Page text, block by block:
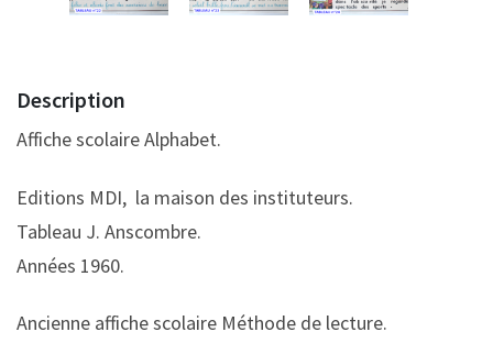
Description
Affiche scolaire Alphabet.
Editions MDI, la maison des instituteurs.
Tableau J. Anscombre.
Années 1960.
Ancienne affiche scolaire Méthode de lecture.